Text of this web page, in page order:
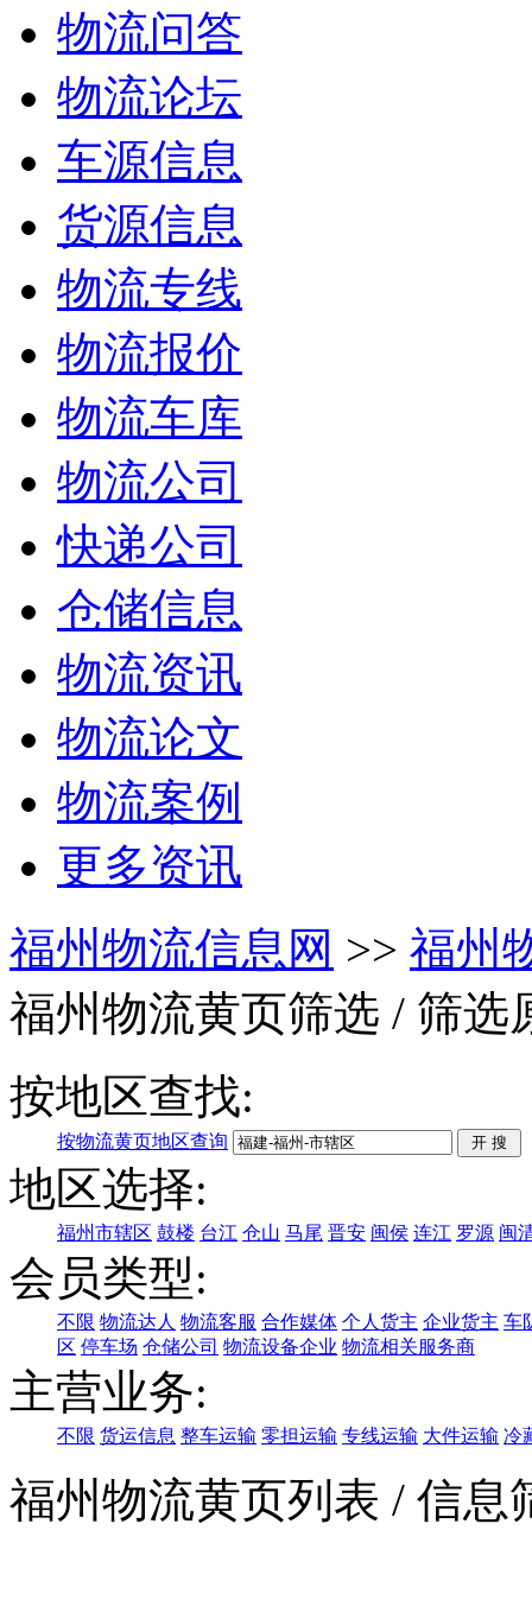
物流问答
物流论坛
车源信息
货源信息
物流专线
物流报价
物流车库
物流公司
快递公司
仓储信息
物流资讯
物流论文
物流案例
更多资讯
福州物流信息网 >> 福州
福州物流黄页筛选 / 筛选
按地区查找:
按物流黄页地区查询
地区选择:
福州市辖区 鼓楼 台江 仓山 马尾 晋安 闽侯 连江 罗源 闽
会员类型:
不限 物流达人 物流客服 合作媒体 个人货主 企业货主 车
区 停车场 仓储公司 物流设备企业 物流相关服务商
主营业务:
不限 货运信息 整车运输 零担运输 专线运输 大件运输 冷
福州物流黄页列表 / 信息